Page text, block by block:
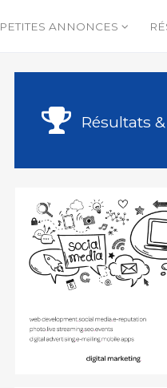
PETITES ANNONCES
Résultats